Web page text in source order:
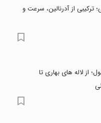
از آدرنالین، سرعت و
از لاله های بهاری تا